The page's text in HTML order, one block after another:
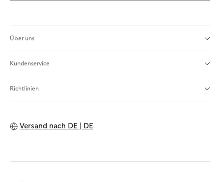
Über uns
Kundenservice
Richtlinien
Versand nach DE | DE